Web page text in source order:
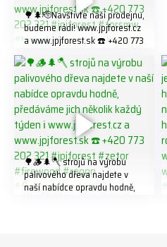
🌳🌲🫡Navštivte naší prodejnu,
budeme rádi! www.jpjforest.cz
a www.jpjforest.sk ☎️ +420 773
202 321 #jpjforest #forsmw
#biojack #regon #vahvajussi
🌳🪵🌲🪓 strojů na výrobu
palivového dřeva najdete v
naší nabídce opravdu hodně,